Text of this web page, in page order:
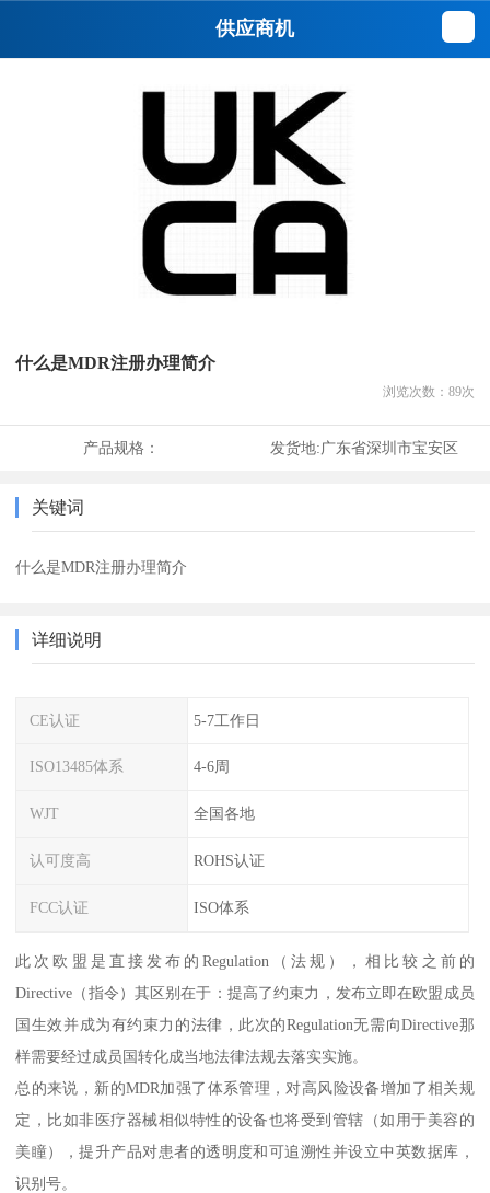
供应商机
什么是MDR注册办理简介
浏览次数： 89次
产品规格： 发货地:广东省深圳市宝安区
关键词
什么是MDR注册办理简介
详细说明
CE认证 5-7工作日
ISO13485体系 4-6周
WJT 全国各地
认可度高 ROHS认证
FCC认证 ISO体系
此次欧盟是直接发布的Regulation（法规），相比较之前的
Directive（指令）其区别在于：提高了约束力，发布立即在欧盟成员
国生效并成为有约束力的法律，此次的Regulation无需向Directive那
样需要经过成员国转化成当地法律法规去落实实施。
总的来说，新的MDR加强了体系管理，对高风险设备增加了相关规
定，比如非医疗器械相似特性的设备也将受到管辖（如用于美容的
美瞳），提升产品对患者的透明度和可追溯性并设立中英数据库，
识别号。